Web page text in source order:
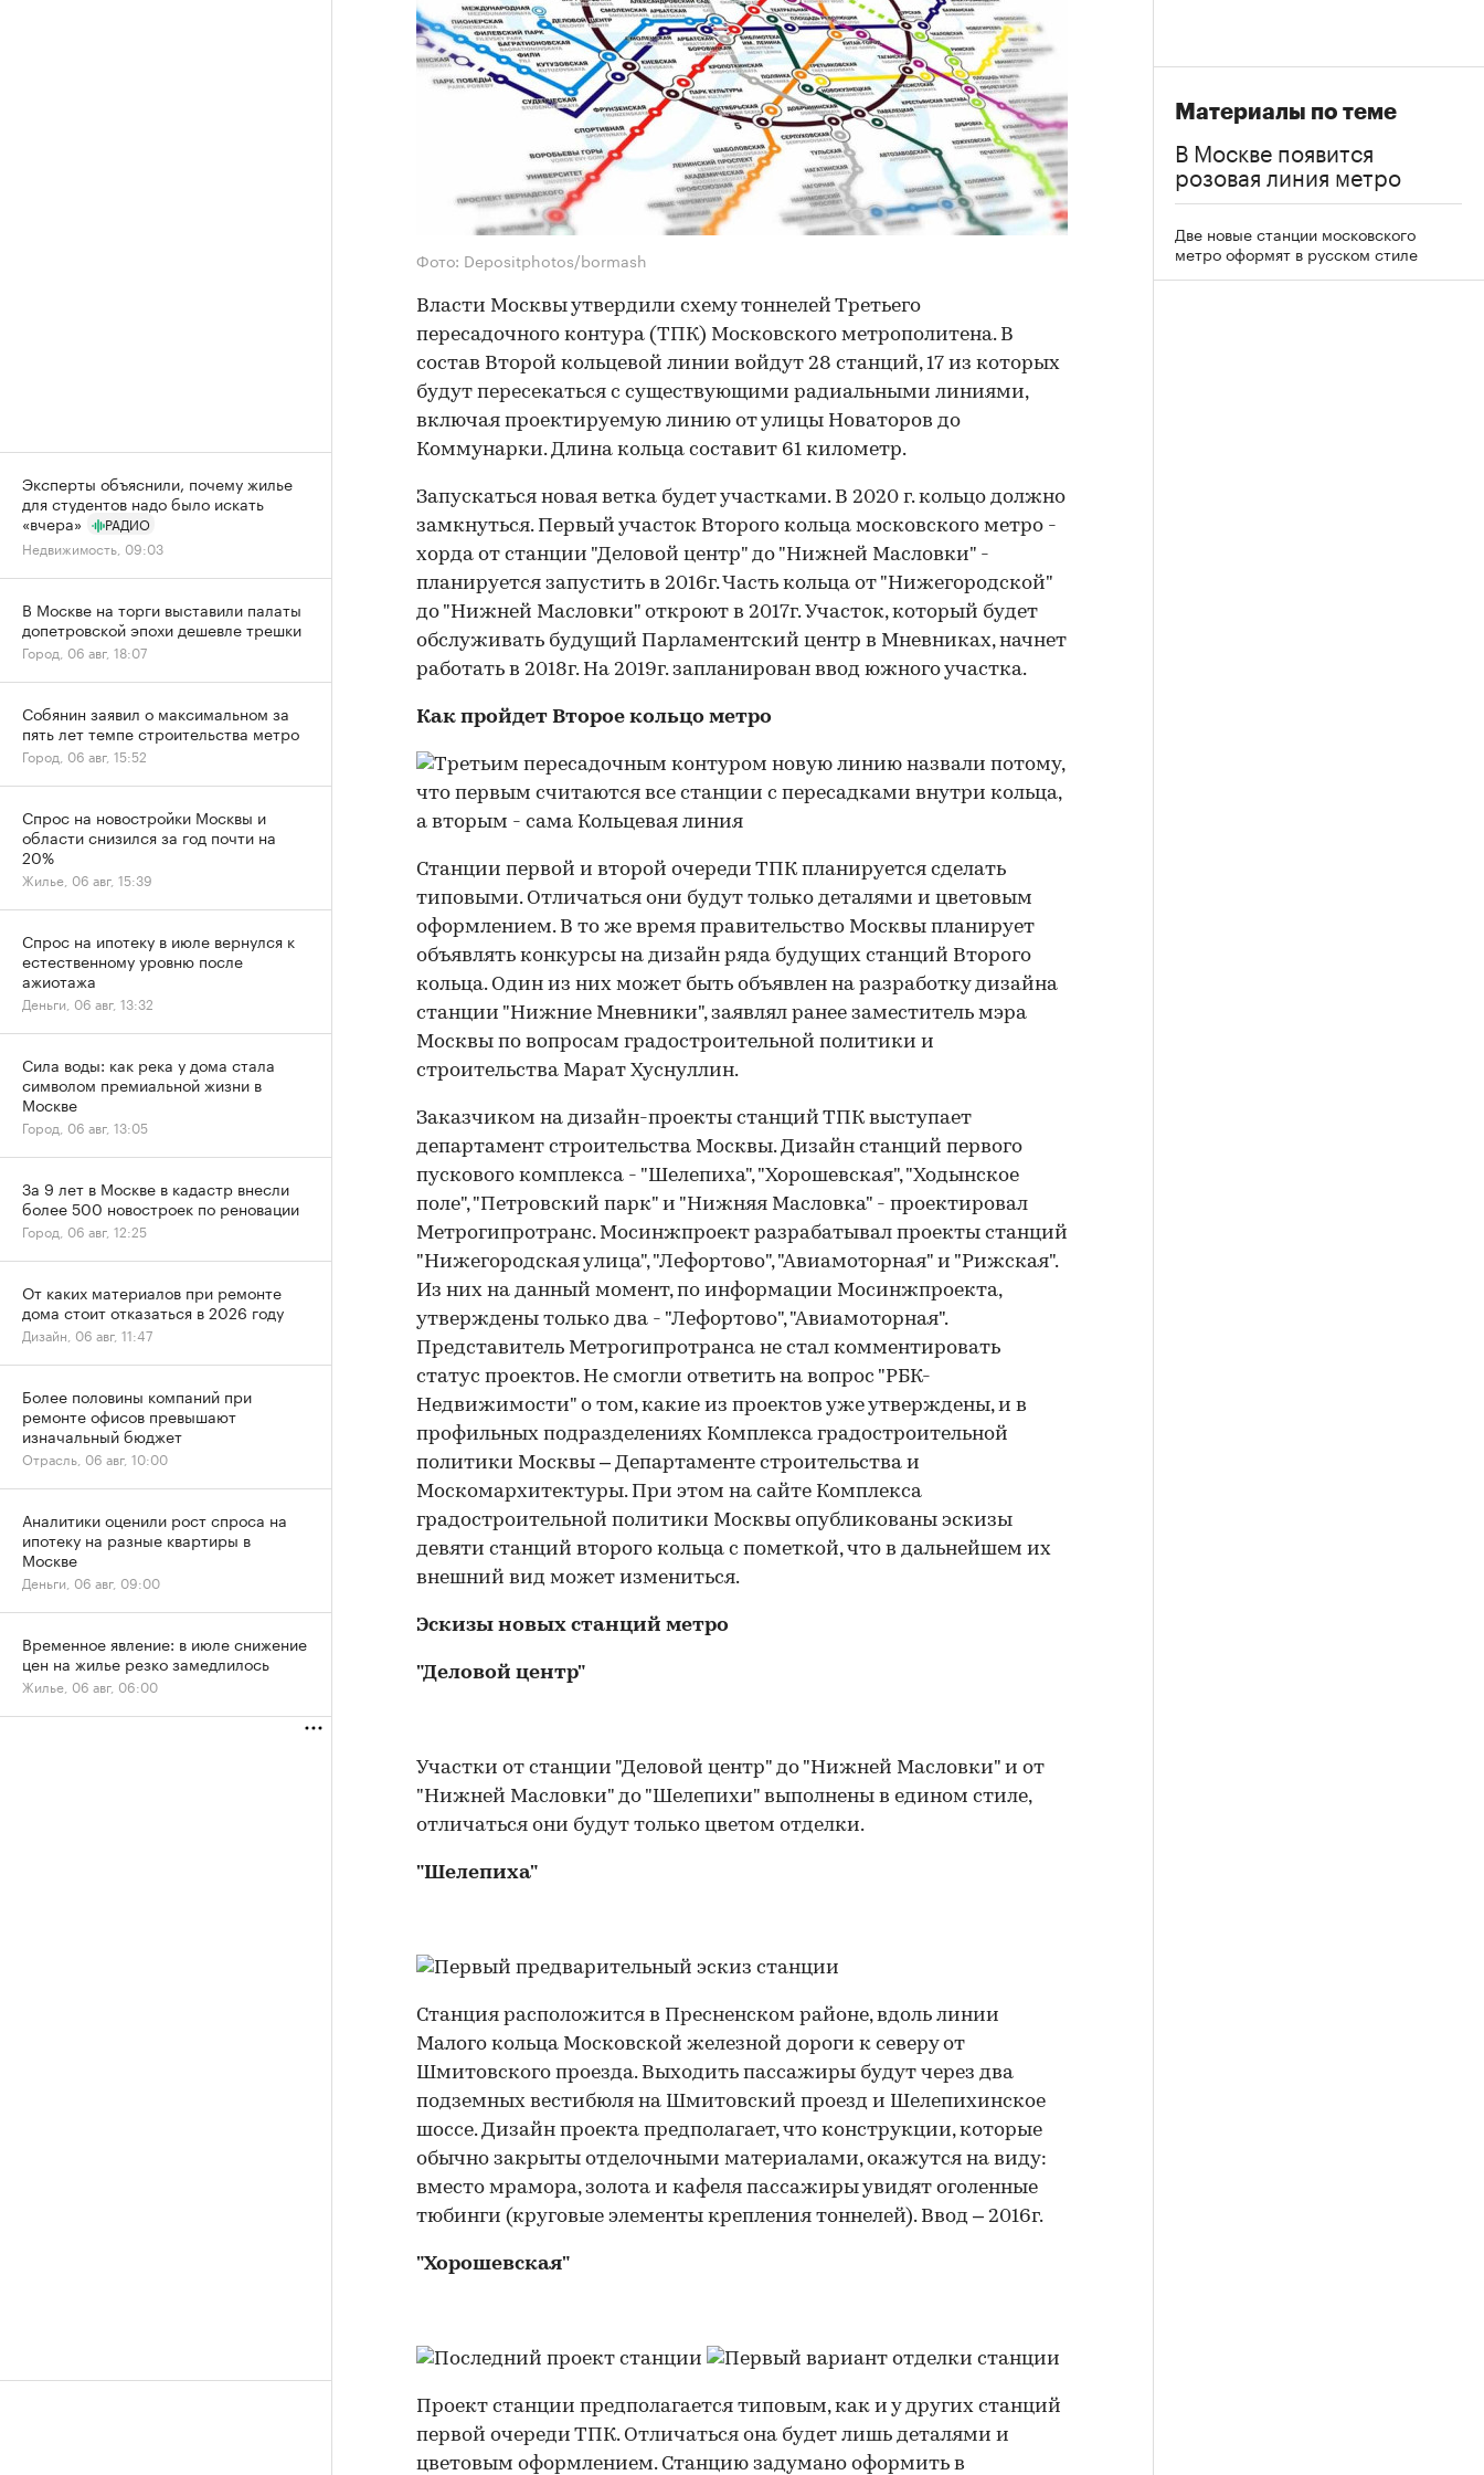
Фото: Depositphotos/bormash
Власти Москвы утвердили схему тоннелей Третьего
пересадочного контура (ТПК) Московского метрополитена. В
состав Второй кольцевой линии войдут 28 станций, 17 из которых
будут пересекаться с существующими радиальными линиями,
включая проектируемую линию от улицы Новаторов до
Коммунарки. Длина кольца составит 61 километр.
Запускаться новая ветка будет участками. В 2020 г. кольцо должно
замкнуться. Первый участок Второго кольца московского метро -
хорда от станции "Деловой центр" до "Нижней Масловки" -
планируется запустить в 2016г. Часть кольца от "Нижегородской"
до "Нижней Масловки" откроют в 2017г. Участок, который будет
обслуживать будущий Парламентский центр в Мневниках, начнет
работать в 2018г. На 2019г. запланирован ввод южного участка.
Как пройдет Второе кольцо метро
Станции первой и второй очереди ТПК планируется сделать
типовыми. Отличаться они будут только деталями и цветовым
оформлением. В то же время правительство Москвы планирует
объявлять конкурсы на дизайн ряда будущих станций Второго
кольца. Один из них может быть объявлен на разработку дизайна
станции "Нижние Мневники", заявлял ранее заместитель мэра
Москвы по вопросам градостроительной политики и
строительства Марат Хуснуллин.
Заказчиком на дизайн-проекты станций ТПК выступает
департамент строительства Москвы. Дизайн станций первого
пускового комплекса - "Шелепиха", "Хорошевская", "Ходынское
поле", "Петровский парк" и "Нижняя Масловка" - проектировал
Метрогипротранс. Мосинжпроект разрабатывал проекты станций
"Нижегородская улица", "Лефортово", "Авиамоторная" и "Рижская".
Из них на данный момент, по информации Мосинжпроекта,
утверждены только два - "Лефортово", "Авиамоторная".
Представитель Метрогипротранса не стал комментировать
статус проектов. Не смогли ответить на вопрос "РБК-
Недвижимости" о том, какие из проектов уже утверждены, и в
профильных подразделениях Комплекса градостроительной
политики Москвы – Департаменте строительства и
Москомархитектуры. При этом на сайте Комплекса
градостроительной политики Москвы опубликованы эскизы
девяти станций второго кольца с пометкой, что в дальнейшем их
внешний вид может измениться.
Эскизы новых станций метро
"Деловой центр"
Участки от станции "Деловой центр" до "Нижней Масловки" и от
"Нижней Масловки" до "Шелепихи" выполнены в едином стиле,
отличаться они будут только цветом отделки.
"Шелепиха"
Станция расположится в Пресненском районе, вдоль линии
Малого кольца Московской железной дороги к северу от
Шмитовского проезда. Выходить пассажиры будут через два
подземных вестибюля на Шмитовский проезд и Шелепихинское
шоссе. Дизайн проекта предполагает, что конструкции, которые
обычно закрыты отделочными материалами, окажутся на виду:
вместо мрамора, золота и кафеля пассажиры увидят оголенные
тюбинги (круговые элементы крепления тоннелей). Ввод – 2016г.
"Хорошевская"
Проект станции предполагается типовым, как и у других станций
первой очереди ТПК. Отличаться она будет лишь деталями и
цветовым оформлением. Станцию задумано оформить в
Материалы по теме
В Москве появится
розовая линия метро
Две новые станции московского
метро оформят в русском стиле
Эксперты объяснили, почему жилье
для студентов надо было искать
«вчера»
РАДИО
Недвижимость, 09:03
В Москве на торги выставили палаты
допетровской эпохи дешевле трешки
Город, 06 авг, 18:07
Собянин заявил о максимальном за
пять лет темпе строительства метро
Город, 06 авг, 15:52
Спрос на новостройки Москвы и
области снизился за год почти на
20%
Жилье, 06 авг, 15:39
Спрос на ипотеку в июле вернулся к
естественному уровню после
ажиотажа
Деньги, 06 авг, 13:32
Сила воды: как река у дома стала
символом премиальной жизни в
Москве
Город, 06 авг, 13:05
За 9 лет в Москве в кадастр внесли
более 500 новостроек по реновации
Город, 06 авг, 12:25
От каких материалов при ремонте
дома стоит отказаться в 2026 году
Дизайн, 06 авг, 11:47
Более половины компаний при
ремонте офисов превышают
изначальный бюджет
Отрасль, 06 авг, 10:00
Аналитики оценили рост спроса на
ипотеку на разные квартиры в
Москве
Деньги, 06 авг, 09:00
Временное явление: в июле снижение
цен на жилье резко замедлилось
Жилье, 06 авг, 06:00